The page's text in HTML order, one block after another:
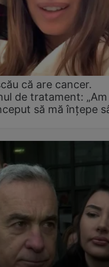
că are cancer.
de tratament:
să mă înțepe